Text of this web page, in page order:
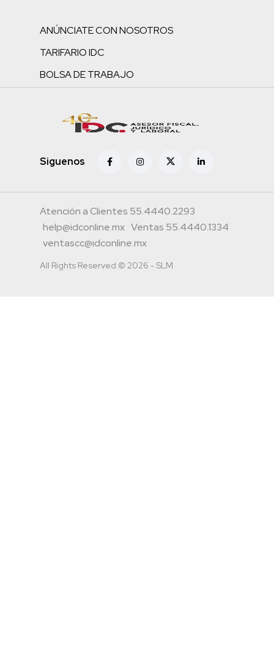
ANÚNCIATE CON NOSOTROS
TARIFARIO IDC
BOLSA DE TRABAJO
Siguenos
Atención a Clientes 55.4440.2293
help@idconline.mx Ventas 55.4440.1334
ventascc@idconline.mx
All Rights Reserved © 2026 - SLM